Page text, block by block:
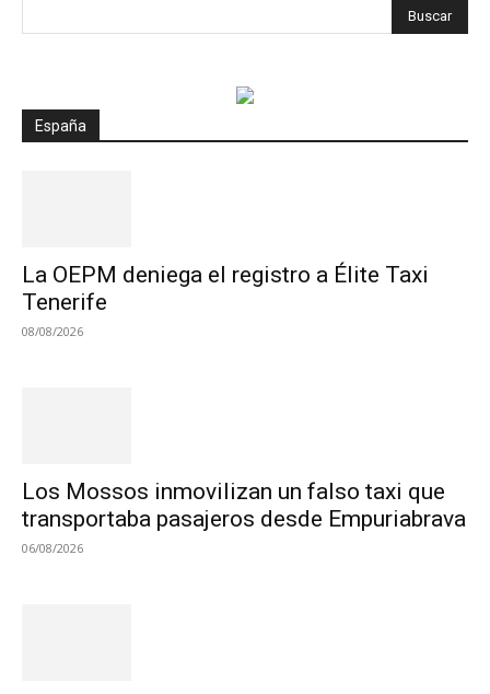
España
La OEPM deniega el registro a Élite Taxi
Tenerife
08/08/2026
Los Mossos inmovilizan un falso taxi que
transportaba pasajeros desde Empuriabrava
06/08/2026